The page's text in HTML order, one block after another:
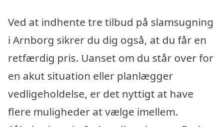
Ved at indhente tre tilbud på slamsugning
i Arnborg sikrer du dig også, at du får en
retfærdig pris. Uanset om du står over for
en akut situation eller planlægger
vedligeholdelse, er det nyttigt at have
flere muligheder at vælge imellem.